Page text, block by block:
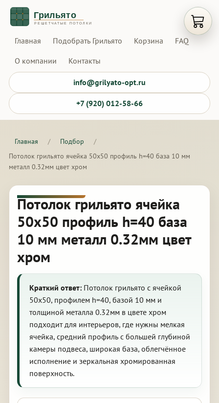
Главная Подобрать Грильято Корзина FAQ
О компании Контакты
info@grilyato-opt.ru
+7 (920) 012-58-66
Главная / Подбор
/
Потолок грильято ячейка 50х50 профиль h=40 база 10 мм
металл 0.32мм цвет хром
Потолок грильято ячейка
50х50 профиль h=40 база
10 мм металл 0.32мм цвет
хром
Краткий ответ:Потолок грильято с ячейкой
50х50, профилем h=40, базой 10 мм и
толщиной металла 0.32мм в цвете хром
подходит для интерьеров, где нужны мелкая
ячейка, средний профиль с большей глубиной
камеры подвеса, широкая база, облегчённое
исполнение и зеркальная хромированная
поверхность.